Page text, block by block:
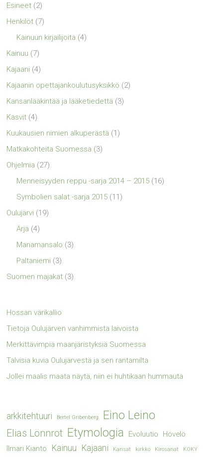
Esineet (2)
Henkilöt (7)
Kainuun kirjailijoita (4)
Kainuu (7)
Kajaani (4)
Kajaanin opettajankoulutusyksikkö (2)
Kansanlääkintää ja lääketiedettä (3)
Kasvit (4)
Kuukausien nimien alkuperästä (1)
Matkakohteita Suomessa (3)
Ohjelmia (27)
Menneisyyden reppu -sarja 2014 – 2015 (16)
Symbolien salat -sarja 2015 (11)
Oulujärvi (19)
Ärjä (4)
Manamansalo (3)
Paltaniemi (3)
Suomen majakat (3)
Hossan värikallio
Tietoja Oulujärven vanhimmista laivoista
Merkittävimpiä maanjäristyksiä Suomessa
Talvisia kuvia Oulujärvestä ja sen rantamilta
Jollei maalis maata näytä, niin ei huhtikaan hummauta
arkkitehtuuri Bertel Gribenberg Eino Leino
Elias Lönnrot Etymologia Evoluutio
Hövelö
Ilmari Kianto
Kainuu Kajaani Kansat kirkko Kirosanat KOKY